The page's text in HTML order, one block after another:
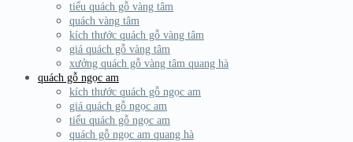
tiểu quách gỗ vàng tâm
quách vàng tâm
kích thước quách gỗ vàng tâm
giá quách gỗ vàng tâm
xưởng quách gỗ vàng tâm quang hà
quách gỗ ngọc am
kích thước quách gỗ ngọc am
giá quách gỗ ngọc am
tiểu quách gỗ ngọc am
quách gỗ ngọc am quang hà